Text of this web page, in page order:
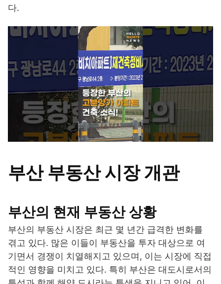
다.
부산 부동산 시장 개관
부산의 현재 부동산 상황
부산의 부동산 시장은 최근 몇 년간 급격한 변화를
겪고 있다. 많은 이들이 부동산을 투자 대상으로 여
기면서 경쟁이 치열해지고 있으며, 이는 시장에 직접
적인 영향을 미치고 있다. 특히 부산은 대도시로서의